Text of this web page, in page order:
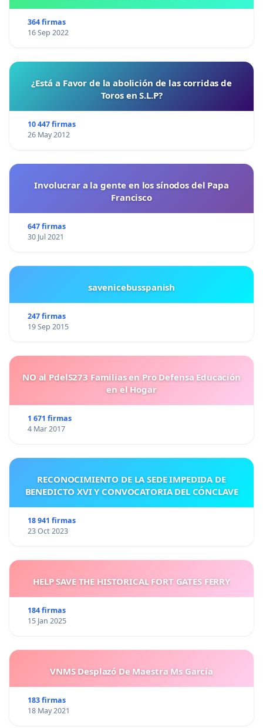
364 firmas
16 Sep 2022
¿Está a Favor de la abolición de las corridas de
Toros en S.L.P?
10 447 firmas
26 May 2012
Involucrar a la gente en los sínodos del Papa
Francisco
647 firmas
30 Jul 2021
savenicebusspanish
247 firmas
19 Sep 2015
NO al PdelS273 Familias en Pro Defensa Educación
en el Hogar
1 671 firmas
4 Mar 2017
RECONOCIMIENTO DE LA SEDE IMPEDIDA DE
BENEDICTO XVI Y CONVOCATORIA DEL CÓNCLAVE
18 941 firmas
23 Oct 2023
HELP SAVE THE HISTORICAL FORT GATES FERRY
184 firmas
15 Jan 2025
VNMS Desplazó De Maestra Ms García
183 firmas
18 May 2021